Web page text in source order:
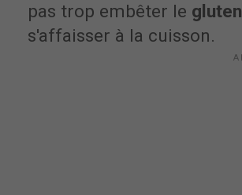
pas trop embêter le gluten
s'affaisser à la cuisson.